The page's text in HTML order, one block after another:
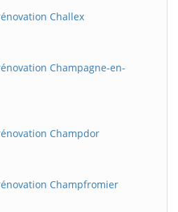
Challex
Champagne-en-
Champdor
Champfromier